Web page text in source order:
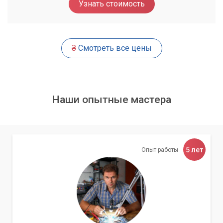
Проверка драйверов.
Подробный отчет о состоянии вашего ПК.
Предложения по оптимальному апгрейду.
Преимущества выбора «Компьютерного
Выбирая наш сервисный центр для диагностики перед
апгрейдом, вы получаете не только качественную услугу,
значительных преимуществ
Мы работаем по всей Киеве и Киевской области,
предлагая удобный сервис и гибкий подход к каждому
клиенту. Наши специалисты постоянно повышают свою
квалификацию и следят за новинками в мире
Узнать стоимость
₴Смотреть все цены
Наши опытные мастера
Опыт работы 5 лет